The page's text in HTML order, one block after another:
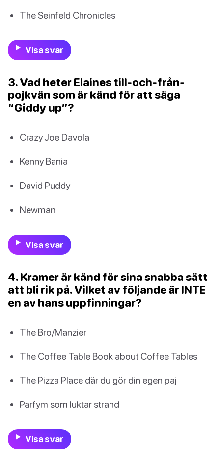
The Seinfeld Chronicles
Visa svar
3. Vad heter Elaines till-och-från-
pojkvän som är känd för att säga
“Giddy up”?
Crazy Joe Davola
Kenny Bania
David Puddy
Newman
Visa svar
4. Kramer är känd för sina snabba sätt
att bli rik på. Vilket av följande är INTE
en av hans uppfinningar?
The Bro/Manzier
The Coffee Table Book about Coffee Tables
The Pizza Place där du gör din egen paj
Parfym som luktar strand
Visa svar